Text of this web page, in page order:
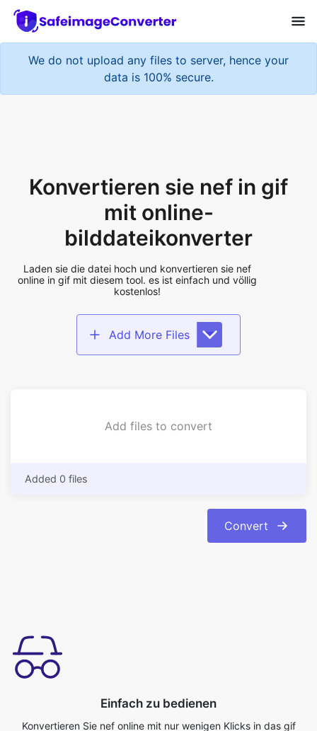
We do not upload any files to server, hence your
data is 100% secure.
bilddateikonverter
Laden sie die datei hoch und konvertieren sie nef
online in gif mit diesem tool. es ist einfach und völlig
kostenlos!
Add More Files
Konvertieren Sie nef online mit nur wenigen Klicks in das gif
Bildformat. Mit diesem einfach zu bedienenden Tool können wir
kostenlos und online, was bedeutet, dass Sie ihn so oft
verwenden können, wie Sie möchten, ohne einen einzigen Cent